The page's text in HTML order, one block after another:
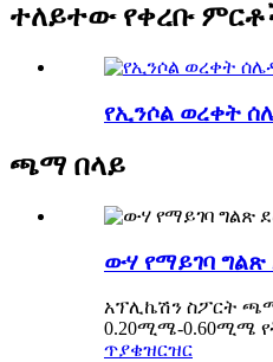
ተለይተው የቀረቡ
የኢንሶል ወረቀት
ጫማ በላይ
ውሃ የማይገባ
አፕሊኬሽን ስፖርት ጫማ
0.20ሚሜ-0.60ሚሜ
ጥያቄዝርዝር